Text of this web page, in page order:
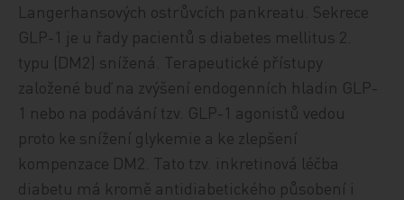
Langerhansových ostrůvcích pankreatu. Sekrece
GLP-1 je u řady pacientů s diabetes mellitus 2.
typu (DM2) snížená. Terapeutické přístupy
založené buď na zvýšení endogenních hladin GLP-
1 nebo na podávání tzv. GLP-1 agonistů vedou
proto ke snížení glykemie a ke zlepšení
kompenzace DM2. Tato tzv. inkretinová léčba
diabetu má kromě antidiabetického působení i